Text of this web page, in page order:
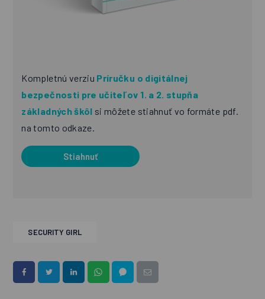
Kompletnú verziu Príručku o digitálnej
bezpečnosti pre učiteľov 1. a 2. stupňa
základných škôl si môžete stiahnuť vo formáte pdf.
na tomto odkaze.
Stiahnuť
SECURITY GIRL